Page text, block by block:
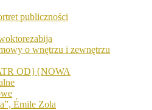
publiczności
o wnętrzu i zewnętrzu
OD}{NOWA
Émile Zola